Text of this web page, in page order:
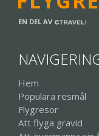
EN DEL AV
Hem
Populära resmål
Flygresor
Att flyga gravid